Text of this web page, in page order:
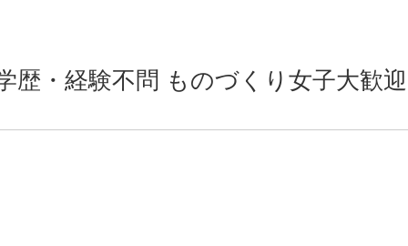
歴・経験不問 ものづくり女子大歓